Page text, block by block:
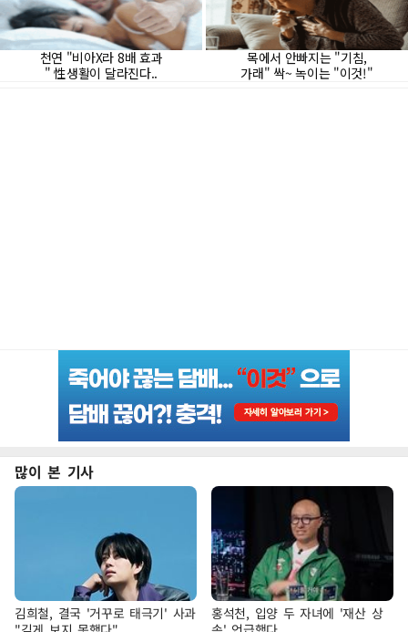
많이 본 기사
김희철, 결국 '거꾸로 태극기' 사과
홍석천, 입양 두 자녀에 '재산 상